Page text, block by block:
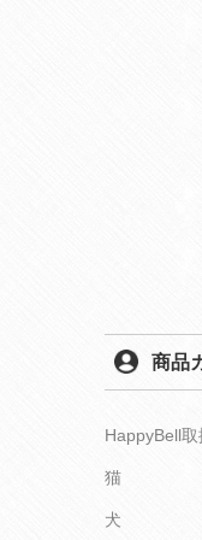
商品
HappyBell取
猫
犬